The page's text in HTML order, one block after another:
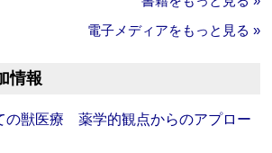
電子メディアをもっと見る »
情報
の獣医療 薬学的観点からのアプロー